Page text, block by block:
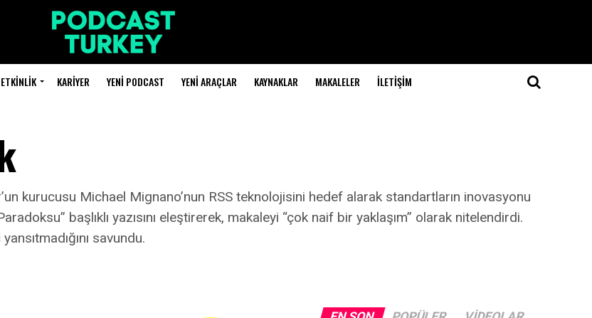
ETKINLIK KARIYER YENI PODCAST YENI ARAÇLAR KAYNAKLAR MAKALELER İLETIŞIM
kurucusu Michael Mignano’nun RSS teknolojisini hedef alarak standartların inovasyonu
başlıklı yazısını eleştirerek, makaleyi “çok naif bir yaklaşım” olarak nitelendirdi.
savundu.